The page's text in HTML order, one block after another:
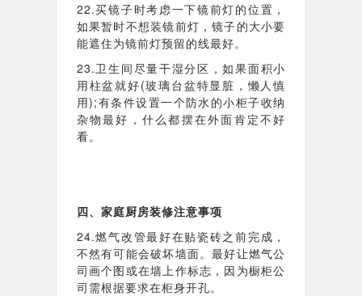
22.买镜子时考虑一下镜前灯的位置，
如果暂时不想装镜前灯，镜子的大小要
能遮住为镜前灯预留的线最好。
23.卫生间尽量干湿分区，如果面积小
用柱盆就好(玻璃台盆特显脏，懒人慎
用);有条件设置一个防水的小柜子收纳
杂物最好，什么都摆在外面肯定不好
看。
四、家庭厨房装修注意事项
24.燃气改管最好在贴瓷砖之前完成，
不然有可能会破坏墙面。最好让燃气公
司画个图或在墙上作标志，因为橱柜公
司需根据要求在柜身开孔。